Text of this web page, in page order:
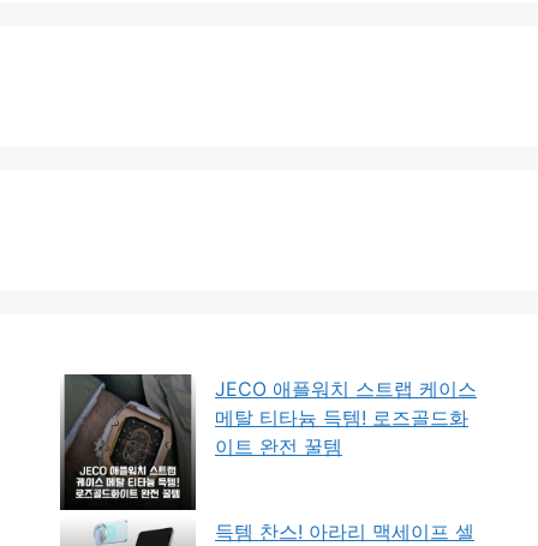
JECO 애플워치 스트랩 케이스
메탈 티타늄 득템! 로즈골드화
이트 완전 꿀템
득템 찬스! 아라리 맥세이프 셀